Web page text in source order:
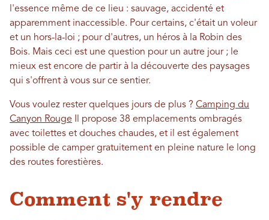
l'essence même de ce lieu : sauvage, accidenté et
apparemment inaccessible. Pour certains, c'était un voleur
et un hors-la-loi ; pour d'autres, un héros à la Robin des
Bois. Mais ceci est une question pour un autre jour ; le
mieux est encore de partir à la découverte des paysages
qui s'offrent à vous sur ce sentier.
Vous voulez rester quelques jours de plus ? Camping du
Canyon Rouge Il propose 38 emplacements ombragés
avec toilettes et douches chaudes, et il est également
possible de camper gratuitement en pleine nature le long
des routes forestières.
Comment s'y rendre